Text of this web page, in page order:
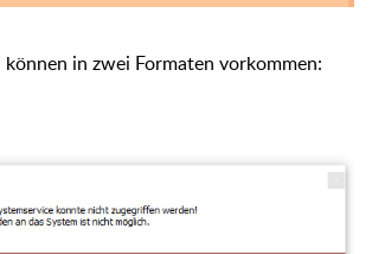
können in zwei Formaten vorkommen: